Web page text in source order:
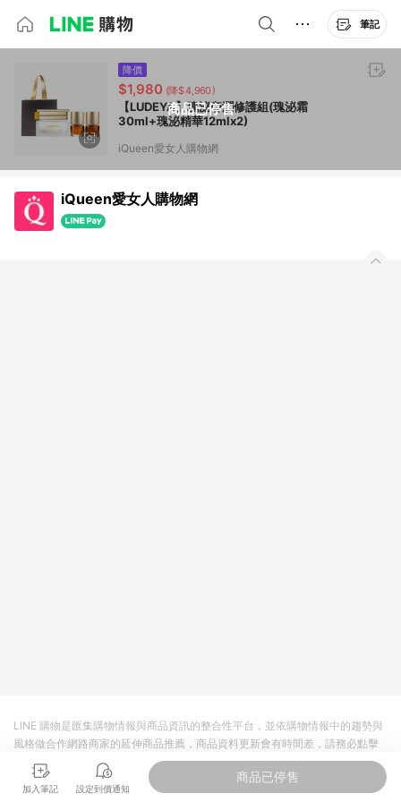
筆記
商品已停售
降價
$1,980 (降$4,960)
【LUDEYA】瑰泌奢潤修護組(瑰泌霜
30ml+瑰泌精華12mlx2)
iQueen愛女人購物網
iQueen愛女人購物網
加入筆記 設定到價通知
商品已停售
LINE 購物是匯集購物情報與商品資訊的整合性平台，並依購物情報中的趨勢與
風格做合作網路商家的延伸商品推薦，商品資料更新會有時間差，請務必點擊
商品至各合作網路商家，確認現售價與購物條件，一切資訊以合作廠商網頁為
準。